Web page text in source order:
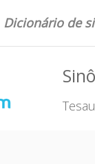
Dicionário de